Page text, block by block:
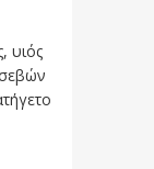
υιός